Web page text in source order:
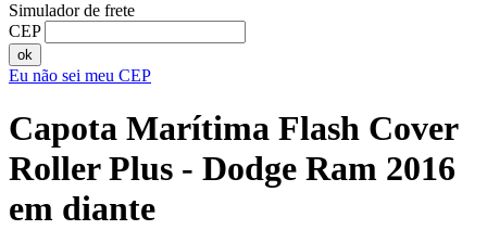
Simulador de frete
CEP
ok
Eu não sei meu CEP
Capota Marítima Flash Cover
Roller Plus - Dodge Ram 2016
em diante